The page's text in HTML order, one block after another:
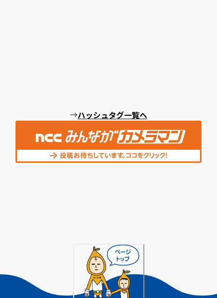
ハッシュタグ一覧へ